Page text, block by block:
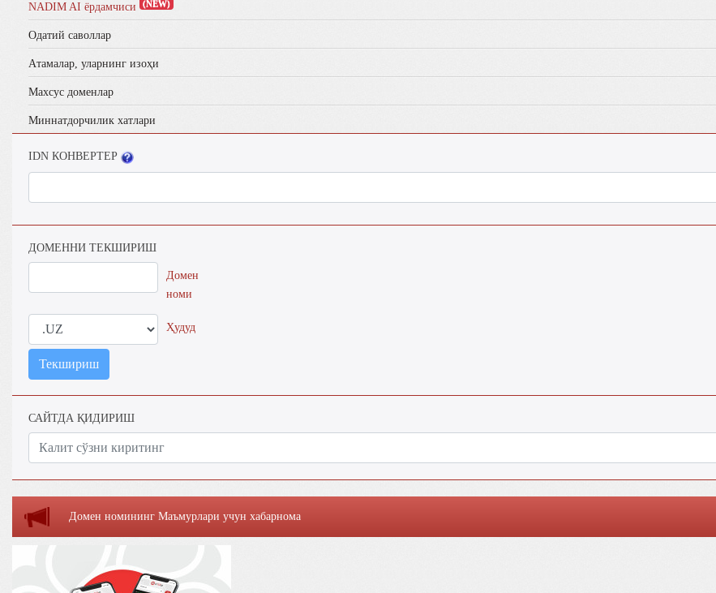
NADIM AI ёрдамчиси (NEW)
Одатий саволлар
Aтамалар, уларнинг изоҳи
Махсус доменлар
Миннатдорчилик хатлари
IDN КОНВЕРТЕР
ДОМЕННИ ТЕКШИРИШ
Домен
номи
Ҳудуд
Текшириш
САЙТДА ҚИДИРИШ
Домен номининг Маъмурлaри учун хaбaрномa